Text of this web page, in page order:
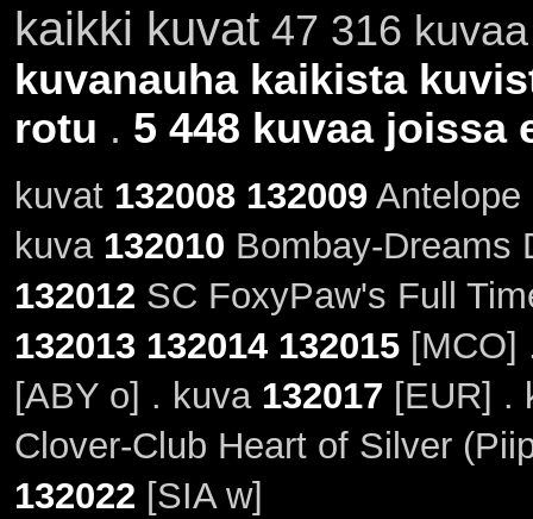
kaikki kuvat47 316
kuvanauha kaikista
rotu . 5 448 kuvaa joissa
kuvat 132008 132009 Antelope
kuva 132010 Bombay-Dreams
132012 SC FoxyPaw's Full
132013 132014 132015[MCO]
[ABY o] . kuva 132017 [EUR] .
Clover-Club Heart of Silver
132022 [SIA w]